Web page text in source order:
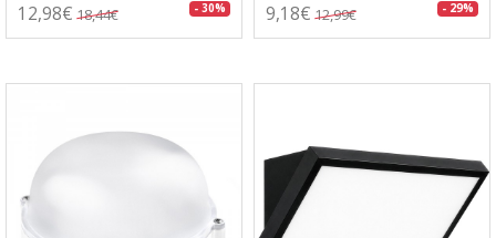
12,98€ 18,44€ - 30% 9,18€ 12,99€ - 29%